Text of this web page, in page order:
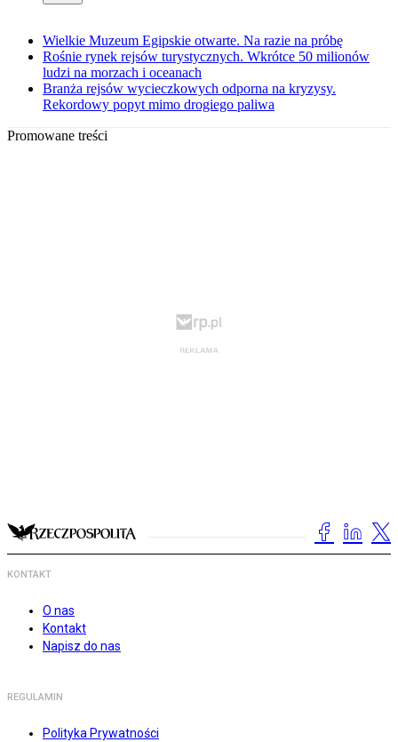
Wielkie Muzeum Egipskie otwarte. Na razie na próbę
Rośnie rynek rejsów turystycznych. Wkrótce 50 milionów
ludzi na morzach i oceanach
Branża rejsów wycieczkowych odporna na kryzysy.
Rekordowy popyt mimo drogiego paliwa
Promowane treści
KONTAKT
O nas
Kontakt
Napisz do nas
REGULAMIN
Polityka Prywatności